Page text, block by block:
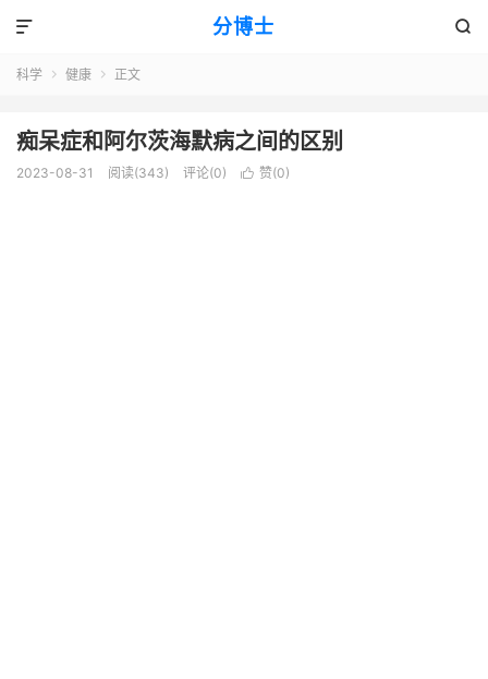
分博士 

科学  健康  正文
痴呆症和阿尔茨海默病之间的区别
2023-08-31 阅读(343) 评论(0)  赞(0)